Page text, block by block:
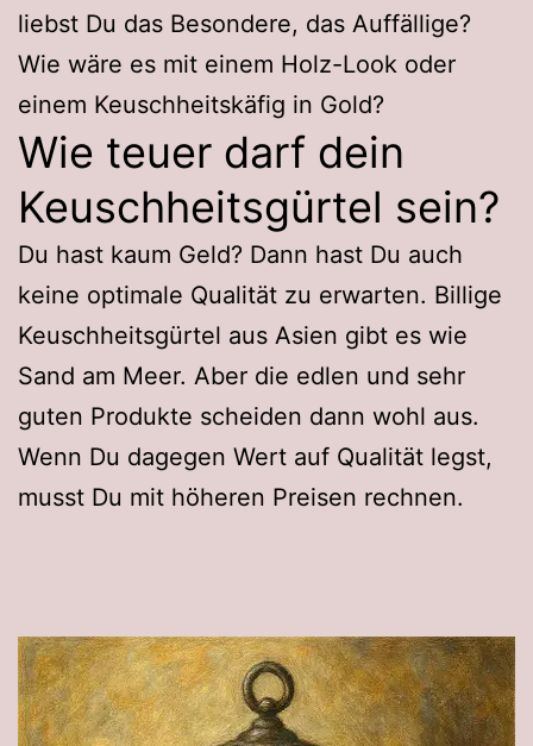
liebst Du das Besondere, das Auffällige?
Wie wäre es mit einem Holz-Look oder
einem Keuschheitskäfig in Gold?
Wie teuer darf dein
Keuschheitsgürtel sein?
Du hast kaum Geld? Dann hast Du auch
keine optimale Qualität zu erwarten. Billige
Keuschheitsgürtel aus Asien gibt es wie
Sand am Meer. Aber die edlen und sehr
guten Produkte scheiden dann wohl aus.
Wenn Du dagegen Wert auf Qualität legst,
musst Du mit höheren Preisen rechnen.